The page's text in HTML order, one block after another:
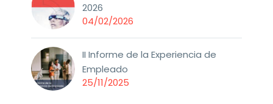
2026
04/02/2026
II Informe de la Experiencia de
Empleado
25/11/2025